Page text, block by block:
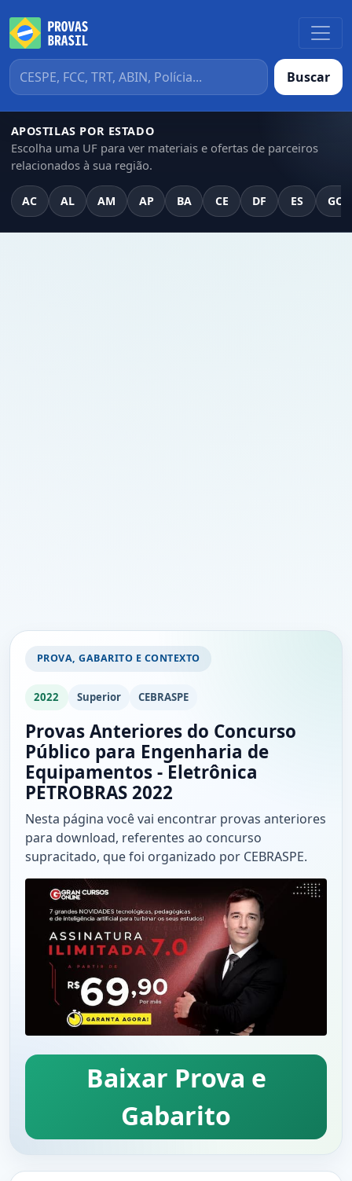
Buscar
APOSTILAS POR ESTADO
Escolha uma UF para ver materiais e ofertas de parceiros
relacionados à sua região.
AC AL AM AP BA CE DF ES GO
PROVA, GABARITO E CONTEXTO
2022 Superior CEBRASPE
Provas Anteriores do Concurso
Público para Engenharia de
Equipamentos - Eletrônica
PETROBRAS 2022
Nesta página você vai encontrar provas anteriores
para download, referentes ao concurso
supracitado, que foi organizado por CEBRASPE.
Baixar Prova e
Gabarito